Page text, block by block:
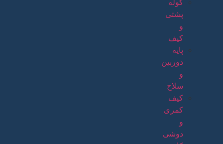
کوله
پشتی
و
کیف
پایه
دوربین
و
سلاح
کیف
کمری
و
دوشی